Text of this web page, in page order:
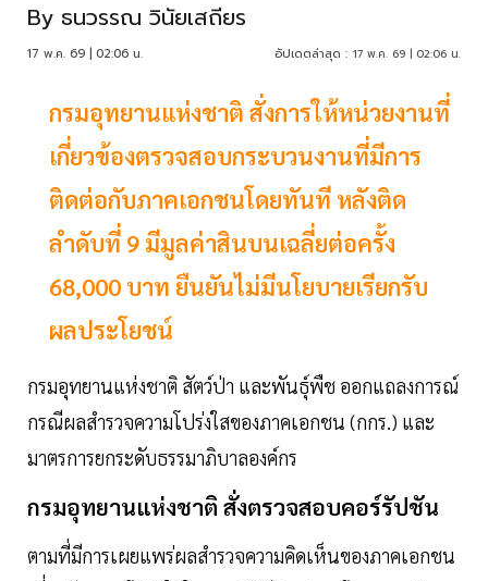
By ธนวรรณ วินัยเสถียร
17 พ.ค. 69 | 02:06 น. อัปเดตล่าสุด : 17 พ.ค. 69 | 02:06 น.
กรมอุทยานแห่งชาติ สั่งการให้หน่วยงานที่
เกี่ยวข้องตรวจสอบกระบวนงานที่มีการ
ติดต่อกับภาคเอกชนโดยทันที หลังติด
ลำดับที่ 9 มีมูลค่าสินบนเฉลี่ยต่อครั้ง
68,000 บาท ยืนยันไม่มีนโยบายเรียกรับ
ผลประโยชน์
กรมอุทยานแห่งชาติ สัตว์ป่า และพันธุ์พืช ออกแถลงการณ์
กรณีผลสำรวจความโปร่งใสของภาคเอกชน (กกร.) และ
มาตรการยกระดับธรรมาภิบาลองค์กร
กรมอุทยานแห่งชาติ สั่งตรวจสอบคอร์รัปชัน
ตามที่มีการเผยแพร่ผลสำรวจความคิดเห็นของภาคเอกชน